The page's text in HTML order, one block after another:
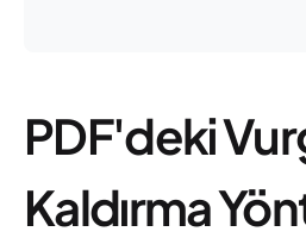
PDF'deki
Kaldırma